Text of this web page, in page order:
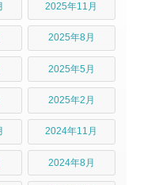
2025年11月
2025年8月
2025年5月
2025年2月
2024年11月
2024年8月